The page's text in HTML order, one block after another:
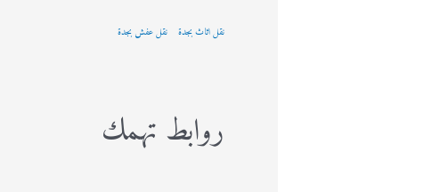
نقل اثاث بجدة نقل عفش بجدة
روابط تهمك